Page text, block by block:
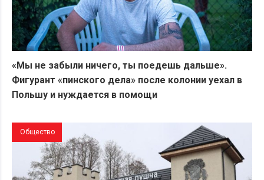
«Мы не забыли ничего, ты поедешь дальше».
Фигурант «пинского дела» после колонии уехал в
Польшу и нуждается в помощи
Общество